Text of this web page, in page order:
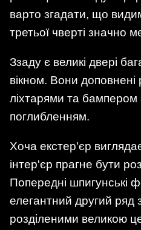
варто згадати, що
третьої чверті значно
Ззаду є великі двері
вікном. Вони доповнені
ліхтарями та бампером
поглибленням.
Хоча екстер'єр
інтер'єр прагне бути
Попередні шпигунські
елегантний другий ряд
розділеними великою